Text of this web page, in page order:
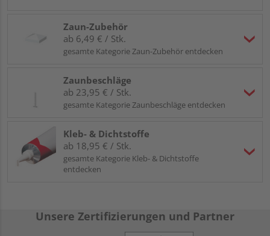
Zaun-Zubehör
ab 6,49 € / Stk.
gesamte Kategorie Zaun-Zubehör entdecken
Zaunbeschläge
ab 23,95 € / Stk.
gesamte Kategorie Zaunbeschläge entdecken
Kleb- & Dichtstoffe
ab 18,95 € / Stk.
gesamte Kategorie Kleb- & Dichtstoffe
entdecken
Unsere Zertifizierungen und Partner